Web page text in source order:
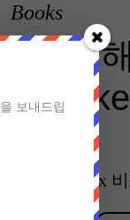
Books
책, 올
COMPLEX x
을 보내드립